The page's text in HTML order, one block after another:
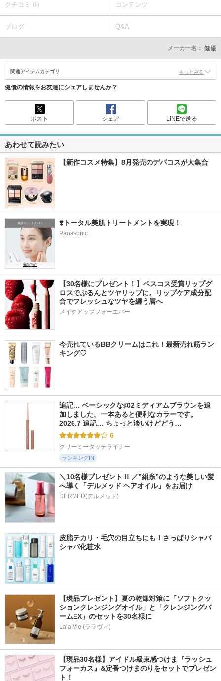
クチコミ (0) コンテンツ
ブログ Q&A
メーカー名： 健優
関連アイテムカテゴリ もっとみる
健優の情報をお友達にシェアしませんか？
ポスト シェア LINEで送る
あわせて読みたい
【新作コスメ特集】8月発売のデパコスが大集合
❣️トータル美肌トリートメントを実現！
Panasonic
【30名様にプレゼント！】ベスコス受賞リップグ
ロスでぷるんとツヤリップに。リップケア成分配
合でフレッシュなツヤを纏う唇へ
メイクアップフォーエバー
今売れているBBクリームはこれ！最新売れ筋ラン
キング♡
追記… ベーシックな♯02ミディアムブラウンを追
加しました。一本あると便利なカラーです。
2026.7 追記… ちょっと淡いけどどう…
6
クリーミータッチライナー
ランキングIN
＼10名様プレゼント !! ／”絹糸”のような美しい髪
へ導く「デルメッド ヘアオイル」をお届け
DERMED(デルメッド)
皮脂テカリ・毛穴の目立ちにも！さっぱりシャバ
シャバ化粧水
【現品プレゼント】夏の乾燥対策に「ソフトクッ
ションクレンジングオイル」と「クレンジングバ
ームEX」のセットを30名様に
Lala Vie (ララヴィ)
【現品30名様】アイドル級束感つけま『ラッシュ
フォーカス』&定番つけまのりをセットでプレゼン
ト！